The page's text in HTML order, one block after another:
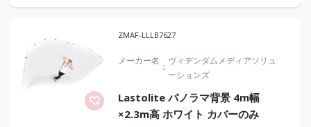
ZMAF-LLLB7627
メーカー名
ヴィデンダムメディアソリュ
ーションズ
Lastolite パノラマ背景 4m幅
×2.3m高 ホワイト カバーのみ